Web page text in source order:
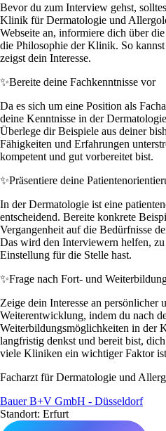
Bevor du zum Interview gehst,
Klinik für Dermatologie und
Webseite an, informiere dich über
die Philosophie der Klinik. So
zeigst dein Interesse.
✨Bereite deine Fachkenntnisse vor
Da es sich um eine Position als
deine Kenntnisse in der
Überlege dir Beispiele aus deiner
Fähigkeiten und Erfahrungen
kompetent und gut vorbereitet bist.
✨Präsentiere deine
In der Dermatologie ist eine
entscheidend. Bereite konkrete
Vergangenheit auf die Bedürfnisse
Das wird den Interviewern helfen,
Einstellung für die Stelle hast.
✨Frage nach Fort- und
Zeige dein Interesse an persönlicher
Weiterentwicklung, indem du nach
Weiterbildungsmöglichkeiten in der
langfristig denkst und bereit bist,
viele Kliniken ein wichtiger Faktor
Facharzt für Dermatologie und
Bauer B+V GmbH - Düsseldorf
Standort: Erfurt